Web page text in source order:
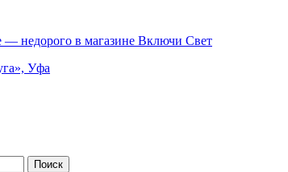
недорого в магазине Включи Свет
Уфа